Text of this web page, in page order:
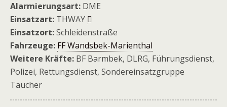
Alarmierungsart: DME
Einsatzart: THWAY
Einsatzort:Schleidenstraße
Fahrzeuge: FF Wandsbek-Marienthal
Weitere Kräfte: BF Barmbek, DLRG, Führungsdienst,
Polizei, Rettungsdienst, Sondereinsatzgruppe
Taucher